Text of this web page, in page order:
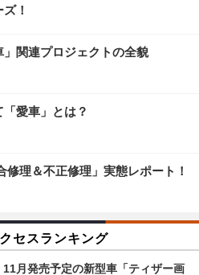
！
」関連プロジェクトの全貌
愛車」とは？
修理＆不正修理」実態レポート！
セスランキング
11月発売予定の新型車「ティザー画